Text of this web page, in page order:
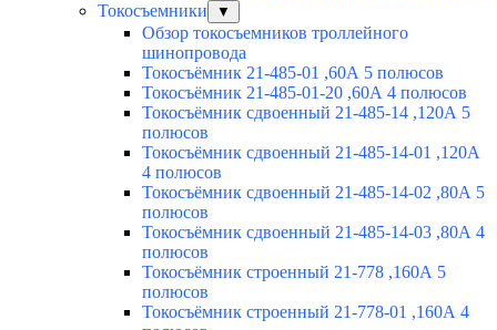
Токосъемники
▼
Обзор токосъемников троллейного
шинопровода
Токосъёмник 21-485-01 ,60А 5 полюсов
Токосъёмник 21-485-01-20 ,60А 4 полюсов
Токосъёмник сдвоенный 21-485-14 ,120А 5
полюсов
Токосъёмник сдвоенный 21-485-14-01 ,120А
4 полюсов
Токосъёмник сдвоенный 21-485-14-02 ,80А 5
полюсов
Токосъёмник сдвоенный 21-485-14-03 ,80А 4
полюсов
Токосъёмник строенный 21-778 ,160А 5
полюсов
Токосъёмник строенный 21-778-01 ,160А 4